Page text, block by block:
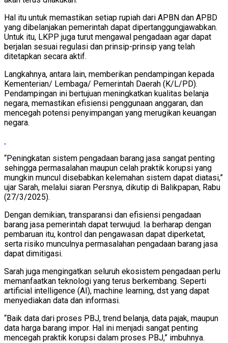
Hal itu untuk memastikan setiap rupiah dari APBN dan APBD
yang dibelanjakan pemerintah dapat dipertanggungjawabkan.
Untuk itu, LKPP juga turut mengawal pengadaan agar dapat
berjalan sesuai regulasi dan prinsip-prinsip yang telah
ditetapkan secara aktif.
Langkahnya, antara lain, memberikan pendampingan kepada
Kementerian/ Lembaga/ Pemerintah Daerah (K/L/PD).
Pendampingan ini bertujuan meningkatkan kualitas belanja
negara, memastikan efisiensi penggunaan anggaran, dan
mencegah potensi penyimpangan yang merugikan keuangan
negara.
“Peningkatan sistem pengadaan barang jasa sangat penting
sehingga permasalahan maupun celah praktik korupsi yang
mungkin muncul disebabkan kelemahan sistem dapat diatasi,”
ujar Sarah, melalui siaran Persnya, dikutip di Balikpapan, Rabu
(27/3/2025).
Dengan demikian, transparansi dan efisiensi pengadaan
barang jasa pemerintah dapat terwujud. Ia berharap dengan
pembaruan itu, kontrol dan pengawasan dapat diperketat,
serta risiko munculnya permasalahan pengadaan barang jasa
dapat dimitigasi.
Sarah juga mengingatkan seluruh ekosistem pengadaan perlu
memanfaatkan teknologi yang terus berkembang. Seperti
artificial intelligence (AI), machine learning, dst yang dapat
menyediakan data dan informasi.
“Baik data dari proses PBJ, trend belanja, data pajak, maupun
data harga barang impor. Hal ini menjadi sangat penting
mencegah praktik korupsi dalam proses PBJ,” imbuhnya.